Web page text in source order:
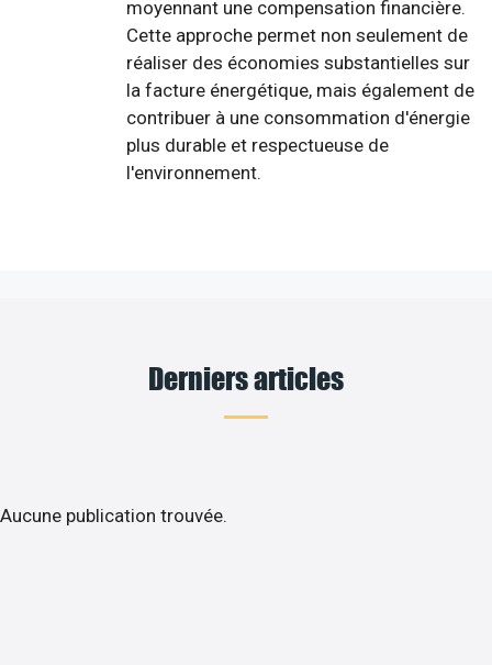
moyennant une compensation financière.
Cette approche permet non seulement de
réaliser des économies substantielles sur
la facture énergétique, mais également de
contribuer à une consommation d'énergie
plus durable et respectueuse de
l'environnement.
Derniers articles
Aucune publication trouvée.